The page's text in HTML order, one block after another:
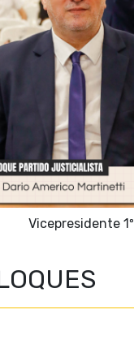
Vicepresidente 2°